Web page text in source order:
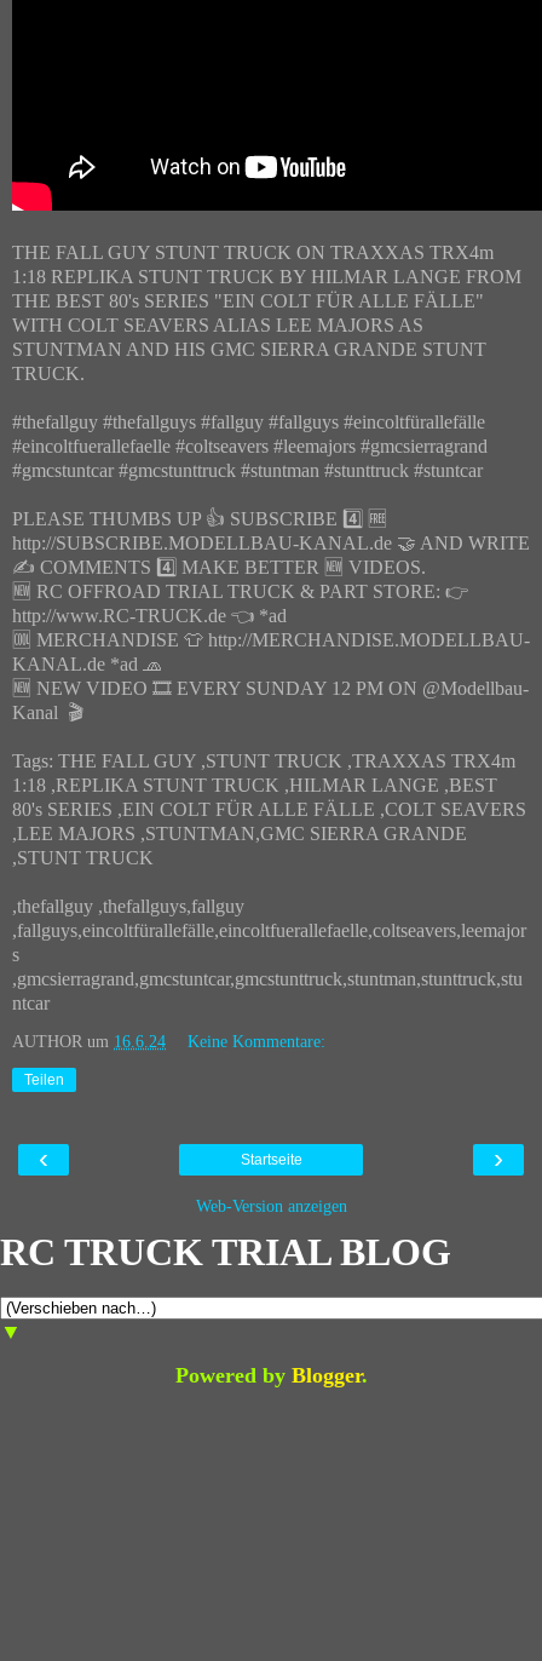
THE FALL GUY STUNT TRUCK ON TRAXXAS TRX4m
1:18 REPLIKA STUNT TRUCK BY HILMAR LANGE FROM
THE BEST 80's SERIES "EIN COLT FÜR ALLE FÄLLE"
WITH COLT SEAVERS ALIAS LEE MAJORS AS
STUNTMAN AND HIS GMC SIERRA GRANDE STUNT
TRUCK.
#thefallguy #thefallguys #fallguy #fallguys #eincoltfürallefälle
#eincoltfuerallefaelle #coltseavers #leemajors #gmcsierragrand
#gmcstuntcar #gmcstunttruck #stuntman #stunttruck #stuntcar
PLEASE THUMBS UP 👍 SUBSCRIBE 4️⃣ 🆓
http://SUBSCRIBE.MODELLBAU-KANAL.de 🤝 AND WRITE
✍️ COMMENTS 4️⃣ MAKE BETTER 🆕 VIDEOS.
🆕 RC OFFROAD TRIAL TRUCK & PART STORE: 👉
http://www.RC-TRUCK.de 👈 *ad
🆒 MERCHANDISE 👕 http://MERCHANDISE.MODELLBAU-
KANAL.de *ad 🧢
🆕 NEW VIDEO 🎞️ EVERY SUNDAY 12 PM ON @Modellbau-
Kanal 🎬
Tags: THE FALL GUY ,STUNT TRUCK ,TRAXXAS TRX4m
1:18 ,REPLIKA STUNT TRUCK ,HILMAR LANGE ,BEST
80's SERIES ,EIN COLT FÜR ALLE FÄLLE ,COLT SEAVERS
,LEE MAJORS ,STUNTMAN,GMC SIERRA GRANDE
,STUNT TRUCK
,thefallguy ,thefallguys,fallguy
,fallguys,eincoltfürallefälle,eincoltfuerallefaelle,coltseavers,leemajor
s
,gmcsierragrand,gmcstuntcar,gmcstunttruck,stuntman,stunttruck,stu
ntcar
AUTHOR um 16.6.24 Keine Kommentare:
Teilen
‹ ›
Startseite
Web-Version anzeigen
RC TRUCK TRIAL BLOG
▼
Powered by Blogger.